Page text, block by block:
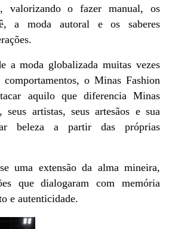
valorizando o fazer manual, os
a moda autoral e os saberes
a moda globalizada muitas vezes
o Minas Fashion
aquilo que diferencia Minas
seus artistas, seus artesãos e sua
beleza a partir das próprias
uma extensão da alma mineira,
que dialogaram com memória
e autenticidade.